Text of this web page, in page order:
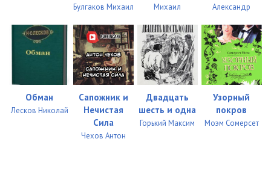
Булгаков Михаил
Михаил
Александр
Обман
Лесков Николай
Сапожник и
Нечистая
Сила
Чехов Антон
Двадцать
шесть и одна
Горький Максим
Узорный
покров
Моэм Сомерсет